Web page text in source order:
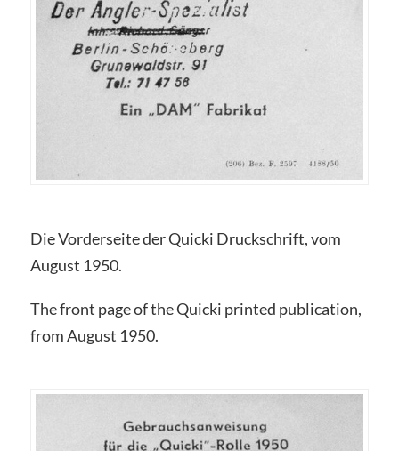
Die Vorderseite der Quicki Druckschrift, vom
August 1950.
The front page of the Quicki printed publication,
from August 1950.